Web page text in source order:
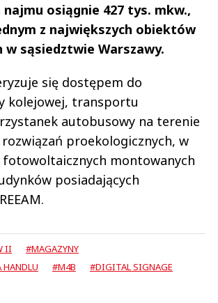
osiągnie 427 tys. mkw.,
z największych obiektów
w sąsiedztwie Warszawy.
się dostępem do
kolejowej, transportu
autobusowy na terenie
proekologicznych, w
montowanych
posiadających
II
#MAGAZYNY
#M4B #DIGITAL SIGNAGE